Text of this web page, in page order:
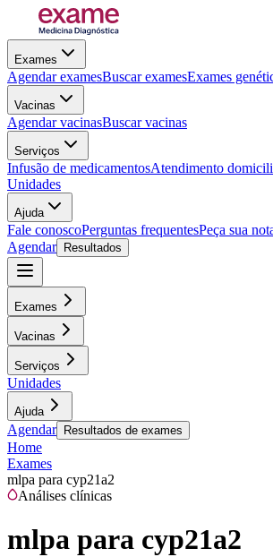
Exames
Agendar examesBuscar examesExames
Vacinas
Agendar vacinasBuscar vacinas
Serviços
Infusão de medicamentosAtendimento
Unidades
Ajuda
Fale conoscoPerguntas frequentesPeça sua
Agendar
Resultados
Exames
Vacinas
Serviços
Unidades
Ajuda
Agendar Resultados de exames
Home
Exames
mlpa para cyp21a2
Análises clínicas
mlpa para cyp21a2